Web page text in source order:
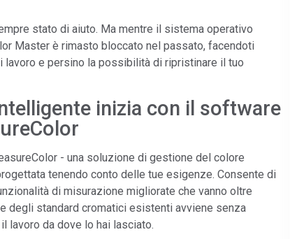
Materiały budowlane
stato di aiuto. Ma mentre il sistema operativo
Master è rimasto bloccato nel passato, facendoti
lavoro e persino la possibilità di ripristinare il tuo
inizia con il software
- una soluzione di gestione del colore
tenendo conto delle tue esigenze. Consente di
di misurazione migliorate che vanno oltre
degli standard cromatici esistenti avviene senza
lavoro da dove lo hai lasciato.